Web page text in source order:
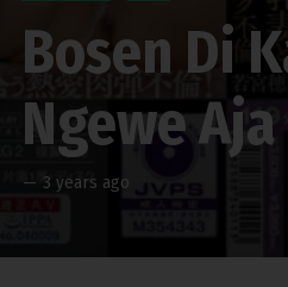
Bosen Di
Ngewe
— 3 years ago